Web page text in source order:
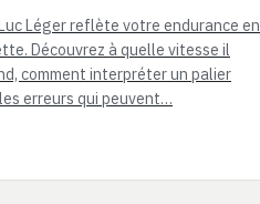
Léger reflète votre endurance en
Découvrez à quelle vitesse il
comment interpréter un palier
erreurs qui peuvent…